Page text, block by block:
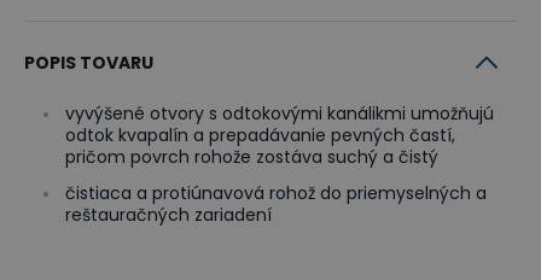
POPIS TOVARU
vyvýšené otvory s odtokovými kanálikmi umožňujú
odtok kvapalín a prepadávanie pevných častí,
pričom povrch rohože zostáva suchý a čistý
čistiaca a protiúnavová rohož do priemyselných a
reštauračných zariadení